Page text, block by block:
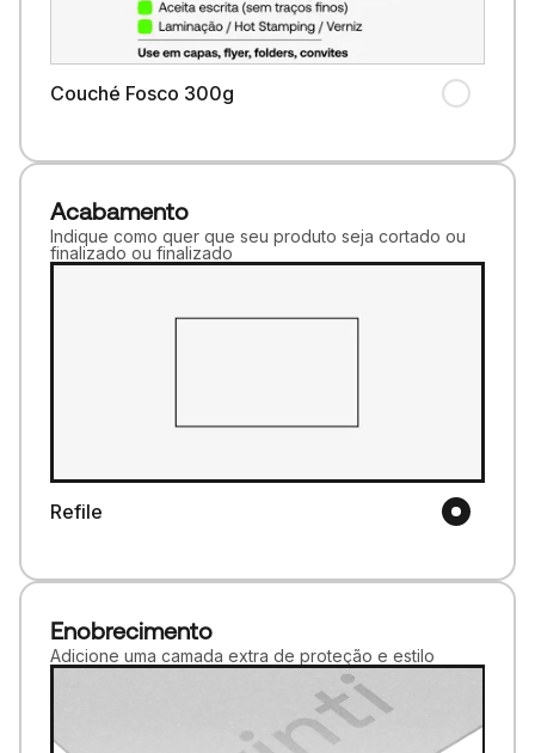
Couché Fosco 300g
Acabamento
Indique como quer que seu produto seja cortado ou
finalizado ou finalizado
Refile
Enobrecimento
Adicione uma camada extra de proteção e estilo